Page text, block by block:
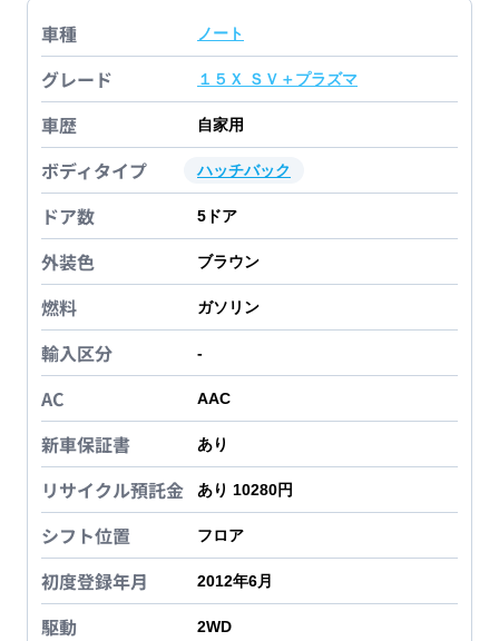
車種 ノート
グレード １５Ｘ ＳＶ＋プラズマ
車歴 自家用
ボディタイプ ハッチバック
ドア数 5 ドア
外装色 ブラウン
燃料 ガソリン
輸入区分 -
AC AAC
新車保証書 あり
リサイクル預託金 あり 10280円
シフト位置 フロア
初度登録年月 2012年6月
駆動 2WD